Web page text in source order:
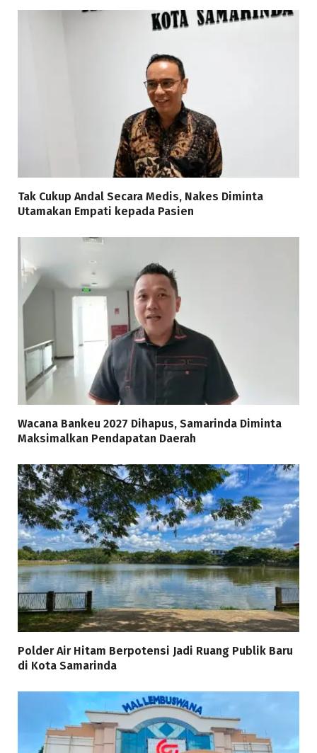
Tak Cukup Andal Secara Medis, Nakes Diminta
Utamakan Empati kepada Pasien
Wacana Bankeu 2027 Dihapus, Samarinda Diminta
Maksimalkan Pendapatan Daerah
Polder Air Hitam Berpotensi Jadi Ruang Publik Baru
di Kota Samarinda